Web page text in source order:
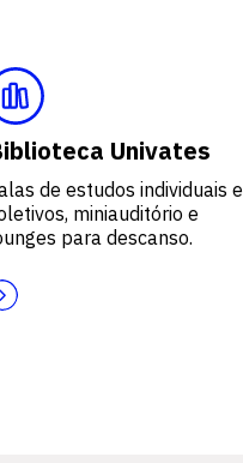
Univates
de estudos individuais e
miniauditório e
para descanso.